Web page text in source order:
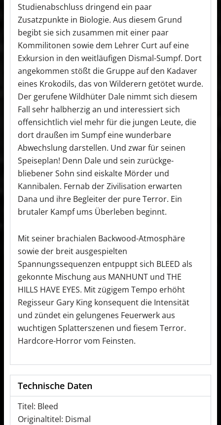
Studienabschluss dringend ein paar
Zusatzpunkte in Biologie. Aus diesem Grund
begibt sie sich zusammen mit einer paar
Kommilitonen sowie dem Lehrer Curt auf eine
Exkursion in den weitläufigen Dismal-Sumpf. Dort
angekommen stößt die Gruppe auf den Kadaver
eines Krokodils, das von Wilderern getötet wurde.
Der gerufene Wildhüter Dale nimmt sich diesem
Fall sehr halbherzig an und interessiert sich
offensichtlich viel mehr für die jungen Leute, die
dort draußen im Sumpf eine wunderbare
Abwechslung darstellen. Und zwar für seinen
Speiseplan! Denn Dale und sein zurückge-
bliebener Sohn sind eiskalte Mörder und
Kannibalen. Fernab der Zivilisation erwarten
Dana und ihre Begleiter der pure Terror. Ein
brutaler Kampf ums Überleben beginnt.
Mit seiner brachialen Backwood-Atmosphäre
sowie der breit ausgespielten
Spannungssequenzen entpuppt sich BLEED als
gekonnte Mischung aus MANHUNT und THE
HILLS HAVE EYES. Mit zügigem Tempo erhöht
Regisseur Gary King konsequent die Intensität
und zündet ein gelungenes Feuerwerk aus
wuchtigen Splatterszenen und fiesem Terror.
Hardcore-Horror vom Feinsten.
Technische Daten
Titel: Bleed
Originaltitel: Dismal